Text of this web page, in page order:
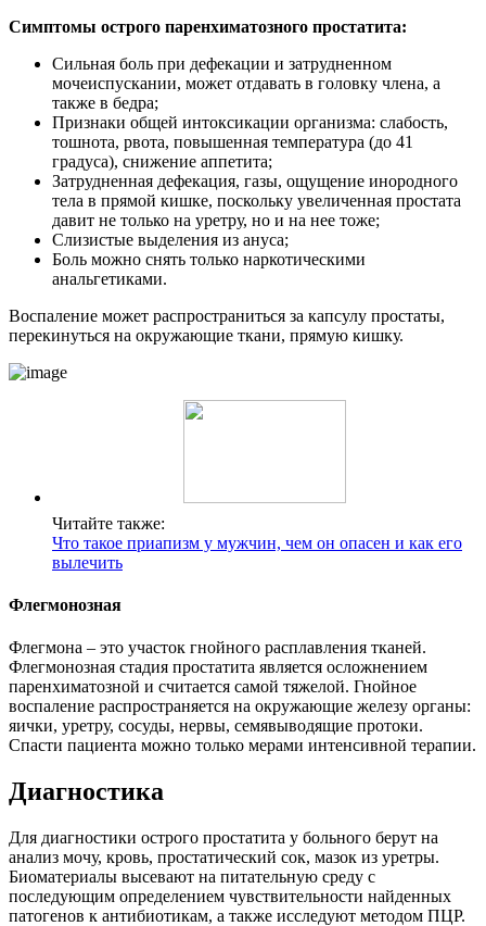
Симптомы острого паренхиматозного простатита:
Сильная боль при дефекации и затрудненном
мочеиспускании, может отдавать в головку члена, а
также в бедра;
Признаки общей интоксикации организма: слабость,
тошнота, рвота, повышенная температура (до 41
градуса), снижение аппетита;
Затрудненная дефекация, газы, ощущение инородного
тела в прямой кишке, поскольку увеличенная простата
давит не только на уретру, но и на нее тоже;
Слизистые выделения из ануса;
Боль можно снять только наркотическими
анальгетиками.
Воспаление может распространиться за капсулу простаты,
перекинуться на окружающие ткани, прямую кишку.
Читайте также:
Что такое приапизм у мужчин, чем он опасен и как его
вылечить
Флегмонозная
Флегмона – это участок гнойного расплавления тканей.
Флегмонозная стадия простатита является осложнением
паренхиматозной и считается самой тяжелой. Гнойное
воспаление распространяется на окружающие железу органы:
яички, уретру, сосуды, нервы, семявыводящие протоки.
Спасти пациента можно только мерами интенсивной терапии.
Диагностика
Для диагностики острого простатита у больного берут на
анализ мочу, кровь, простатический сок, мазок из уретры.
Биоматериалы высевают на питательную среду с
последующим определением чувствительности найденных
патогенов к антибиотикам, а также исследуют методом ПЦР.